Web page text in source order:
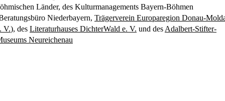
Länder, des Kulturmanagements Bayern-Böhmen
Niederbayern, Trägerverein Europaregion Donau-
V.), des Literaturhauses DichterWald e. V. und des Adalbert-Stifter-
Neureichenau